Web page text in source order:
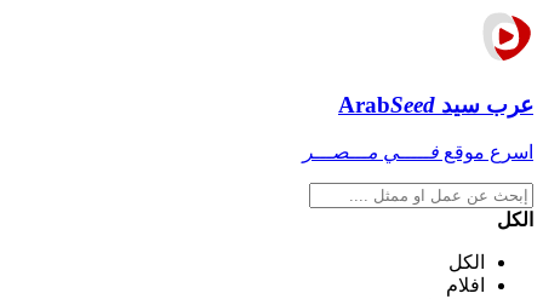
عرب سيد ArabSeed
اسرع موقع فـــــي مـــصـــر
الكل
الكل
افلام